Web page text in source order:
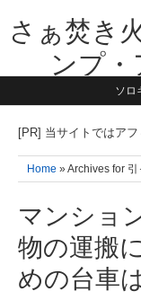
さぁ焚き
ンプ・
【テーマは子供と一緒
す。同じ世代のお父さ
ソロ
[PR] 当サイトではア
Home » Archives for
マンショ
物の運搬
めの台車